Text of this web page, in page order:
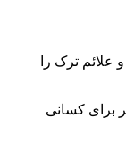
ترک را
برای کسانی